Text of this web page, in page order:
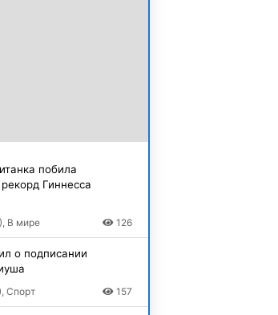
побила
Гиннесса
В мире 126
о подписании
Спорт 157